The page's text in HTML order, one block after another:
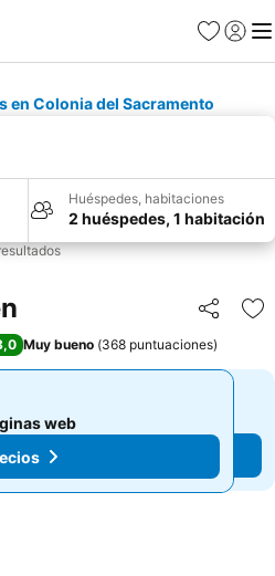
Favoritos
Iniciar
en Colonia del Sacramento
Huéspedes, habitaciones
2 huéspedes, 1 habitación
Compartir
Muy bueno (368 puntuaciones)
web
precios
web